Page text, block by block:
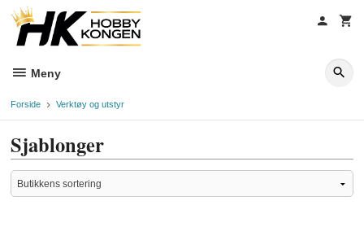
innholdet
Meny
Forside Verktøy og utstyr
Sjablonger